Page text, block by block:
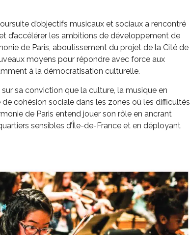
d’objectifs musicaux et sociaux a rencontré
d’accélérer les ambitions de développement de
de Paris, aboutissement du projet de la Cité de
moyens pour répondre avec force aux
à la démocratisation culturelle.
sa conviction que la culture, la musique en
cohésion sociale dans les zones où les difficultés
de Paris entend jouer son rôle en ancrant
sensibles d’Île-de-France et en déployant